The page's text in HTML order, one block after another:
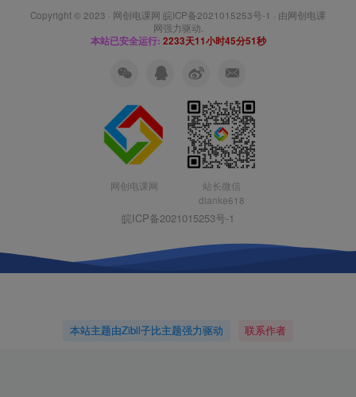
Copyright © 2023 · 网创电课网 皖ICP备2021015253号-1 · 由网创电课
网强力驱动.
本站已安全运行: 2233天11小时45分52秒
网创电课网
站长微信
dianke618
皖ICP备2021015253号-1
本站主题由Zibll子比主题强力驱动 联系作者